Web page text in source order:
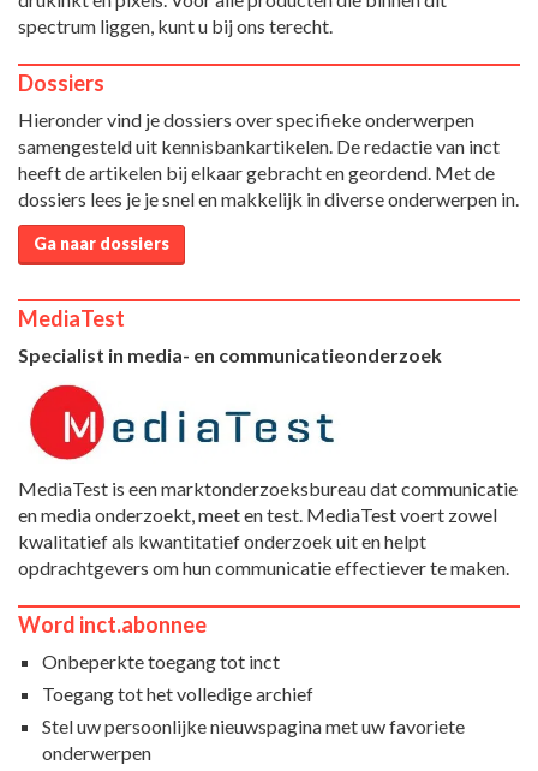
spectrum liggen, kunt u bij ons terecht.
Dossiers
Hieronder vind je dossiers over specifieke onderwerpen
samengesteld uit kennisbankartikelen. De redactie van inct
heeft de artikelen bij elkaar gebracht en geordend. Met de
dossiers lees je je snel en makkelijk in diverse onderwerpen in.
Ga naar dossiers
MediaTest
Specialist in media- en communicatieonderzoek
MediaTest is een marktonderzoeksbureau dat communicatie
en media onderzoekt, meet en test. MediaTest voert zowel
kwalitatief als kwantitatief onderzoek uit en helpt
opdrachtgevers om hun communicatie effectiever te maken.
Word inct.abonnee
Onbeperkte toegang tot inct
Toegang tot het volledige archief
Stel uw persoonlijke nieuwspagina met uw favoriete
onderwerpen